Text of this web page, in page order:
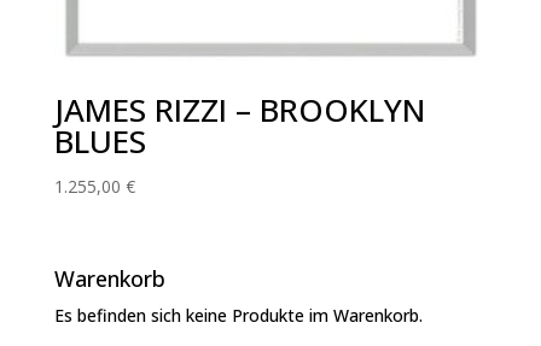
JAMES RIZZI – BROOKLYN
BLUES
1.255,00 €
Warenkorb
Es befinden sich keine Produkte im Warenkorb.